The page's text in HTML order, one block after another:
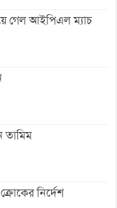
গেল আইপিএল ম্যাচ
তামিম
নির্দেশ